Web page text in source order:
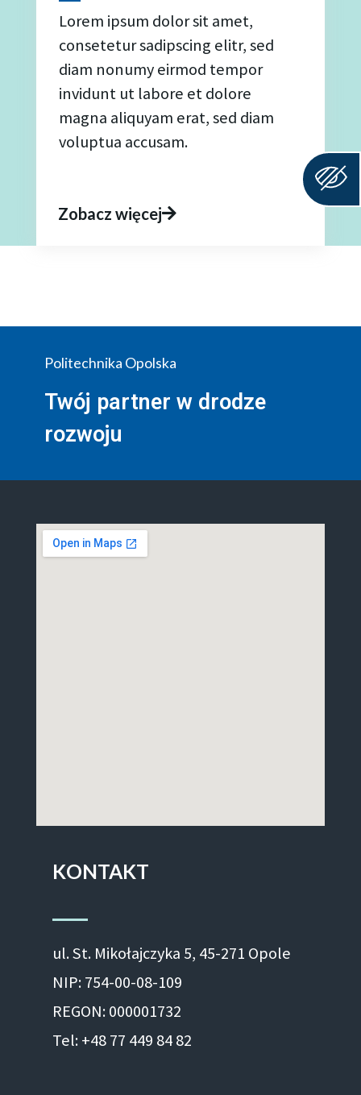
Lorem ipsum dolor sit amet,
consetetur sadipscing elitr, sed
diam nonumy eirmod tempor
invidunt ut labore et dolore
magna aliquyam erat, sed diam
voluptua accusam.
Zobacz więcej
Politechnika Opolska
Twój partner w drodze
rozwoju
KONTAKT
ul. St. Mikołajczyka 5, 45-271 Opole
NIP: 754-00-08-109
REGON: 000001732
Tel: +48 77 449 84 82